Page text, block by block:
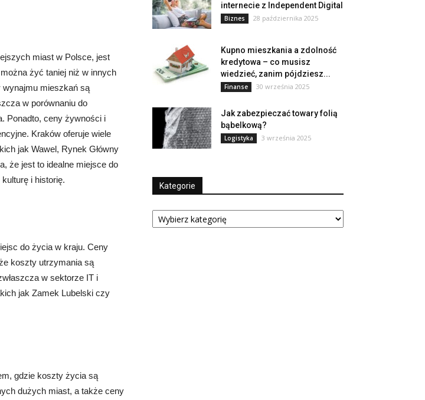
miast w Polsce, jest
żyć taniej niż w innych
mieszkań są
w porównaniu do
Ponadto, ceny żywności i
Kraków oferuje wiele
jak Wawel, Rynek Główny
że jest to idealne miejsce do
i historię.
do życia w kraju. Ceny
koszty utrzymania są
w sektorze IT i
jak Zamek Lubelski czy
gdzie koszty życia są
dużych miast, a także ceny
internecie z Independent Digital
Biznes 28 października 2025
Kupno mieszkania a zdolność
kredytowa – co musisz
wiedzieć, zanim pójdziesz...
Finanse 30 września 2025
Jak zabezpieczać towary folią
bąbelkową?
Logistyka 3 września 2025
Kategorie
Kategorie